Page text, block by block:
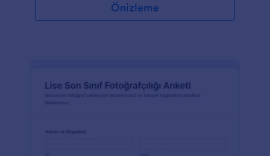
Önizleme